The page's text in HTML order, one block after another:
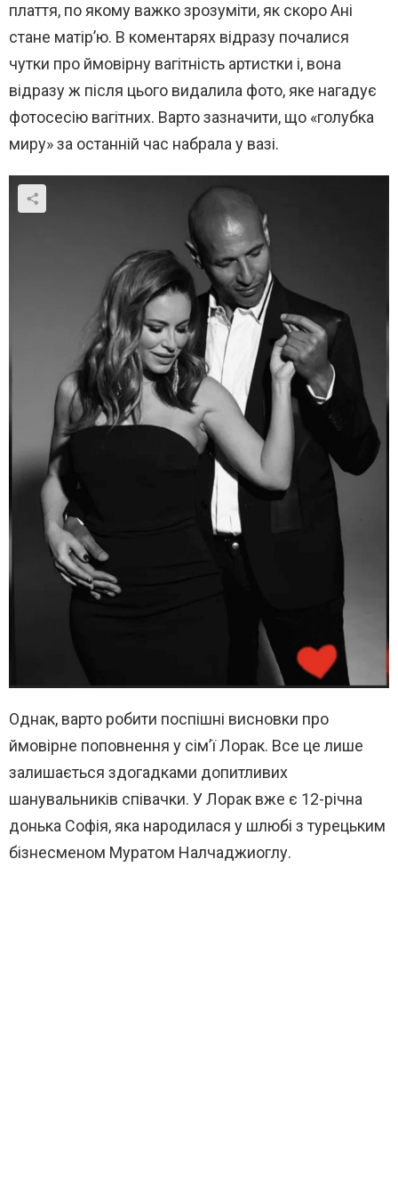
плаття, по якому важко зрозуміти, як скоро Ані
стане матір’ю. В коментарях відразу почалися
чутки про ймовірну вагітність артистки і, вона
відразу ж після цього видалила фото, яке нагадує
фотосесію вагітних. Варто зазначити, що «голубка
миру» за останній час набрала у вазі.
Однак, варто робити поспішні висновки про
ймовірне поповнення у сім’ї Лорак. Все це лише
залишається здогадками допитливих
шанувальників співачки. У Лорак вже є 12-річна
донька Софія, яка народилася у шлюбі з турецьким
бізнесменом Муратом Налчаджиоглу.